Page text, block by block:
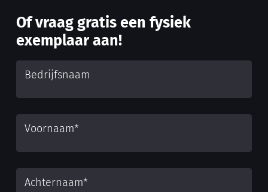
Of vraag gratis een fysiek
exemplaar aan!
Bedrijfsnaam
Voornaam*
Achternaam*